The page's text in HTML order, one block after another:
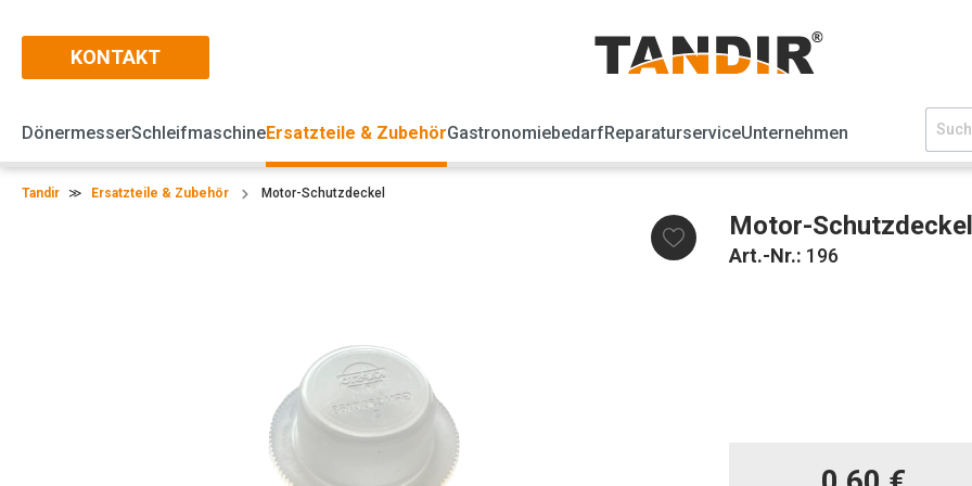
KONTAKT
DönermesserSchleifmaschineErsatzteile & ZubehörGastronomiebedarfReparaturserviceUnternehmen
Tandir ≫ Ersatzteile & Zubehör Motor-Schutzdeckel
Motor-Schutzdeckel
Art.-Nr.: 196